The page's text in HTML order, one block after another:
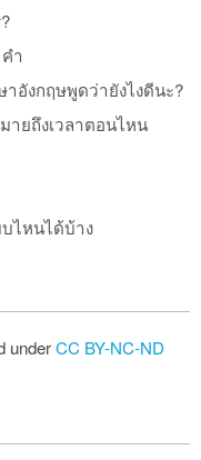
ำ
อังกฤษพูดว่ายังไงดีนะ?
มายถึงเวลาตอนไหน
ไหนได้บ้าง
underCC BY-NC-ND